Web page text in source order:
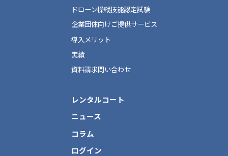
ドローン操縦技能認定試験
企業団体向けご提供サービス
導入メリット
実績
資料請求問い合わせ
レンタルコート
ニュース
コラム
ログイン